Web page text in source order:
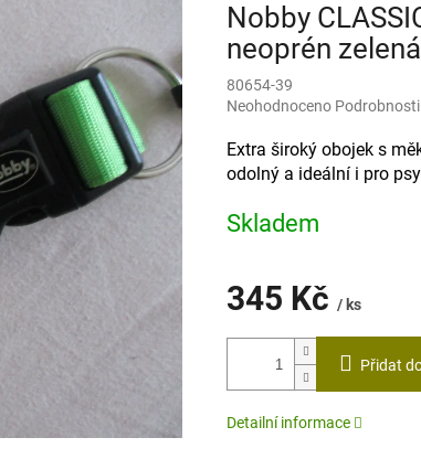
Nobby
neoprén
80654-39
Průměrné
produktu
je
z
5
Neohodnoceno
Extra široký obojek s
odolný a ideální i pro
Skladem
345 Kč / ks
Měrná
Přidat
Detailní informace